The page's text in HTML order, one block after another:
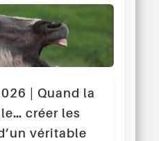
| Quand la
créer les
véritable